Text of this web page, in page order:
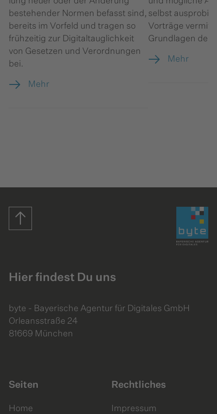
bestehender Normen befasst sind,
bereits im Vorfeld und tragen so
frühzeitig zur Digitaltauglichkeit
von Gesetzen und Verordnungen
bei.
Mehr
selbst
Vorträge
Grundlagen der
Mehr
Startseite
Hier findest Du uns
byte - Bayerische Agentur für Digitales GmbH
Orleansstraße 24
81669 München
Seiten
Home
Rechtliches
Impressum